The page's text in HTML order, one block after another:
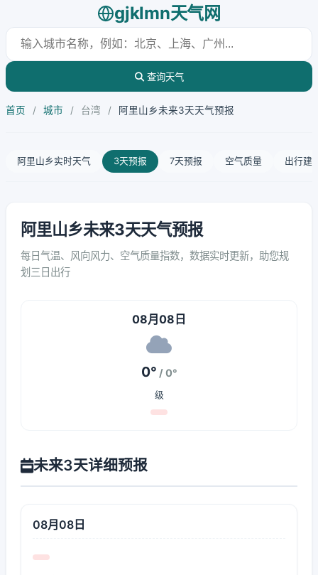
gjklmn天气网
查询天气
首页 / 城市 / 台湾 / 阿里山乡未来3天天气预报
阿里山乡实时天气 3天预报 7天预报 空气质量 出行建
阿里山乡未来3天天气预报
每日气温、风向风力、空气质量指数，数据实时更新，助您规
划三日出行
08月08日
0° / 0°
级
未来3天详细预报
08月08日